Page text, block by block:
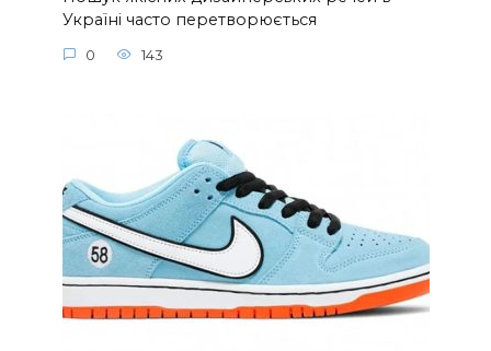
Україні часто перетворюється
0 143